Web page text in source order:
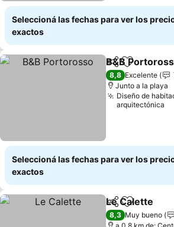
Seleccioná las fechas para ver los
exactos
Compartir
Añadir a
B&B
8,8 Excelente
Junto a la playa
Diseño de
arquitectónica
Seleccioná las fechas para ver los
exactos
Compartir
Añadir a
Le Calette
8,3 Muy bueno